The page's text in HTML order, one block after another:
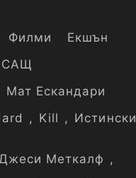
Филми
Екшън
САЩ
Мат Ескандари
, Kill , Истински
Меткалф ,